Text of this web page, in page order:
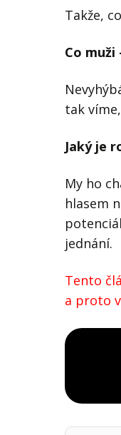
Takže,
Co muži
tak
Jaký je
My ho
hlasem
jednání.
Tento
a proto